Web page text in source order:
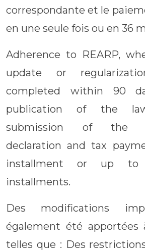
correspondante et le
en une seule fois ou en 36
Adherence to REARP,
update or
completed within 90
publication of the
submission of the
declaration and tax
installment or up to
installments.
Des modifications
également été apportées
telles que : Des